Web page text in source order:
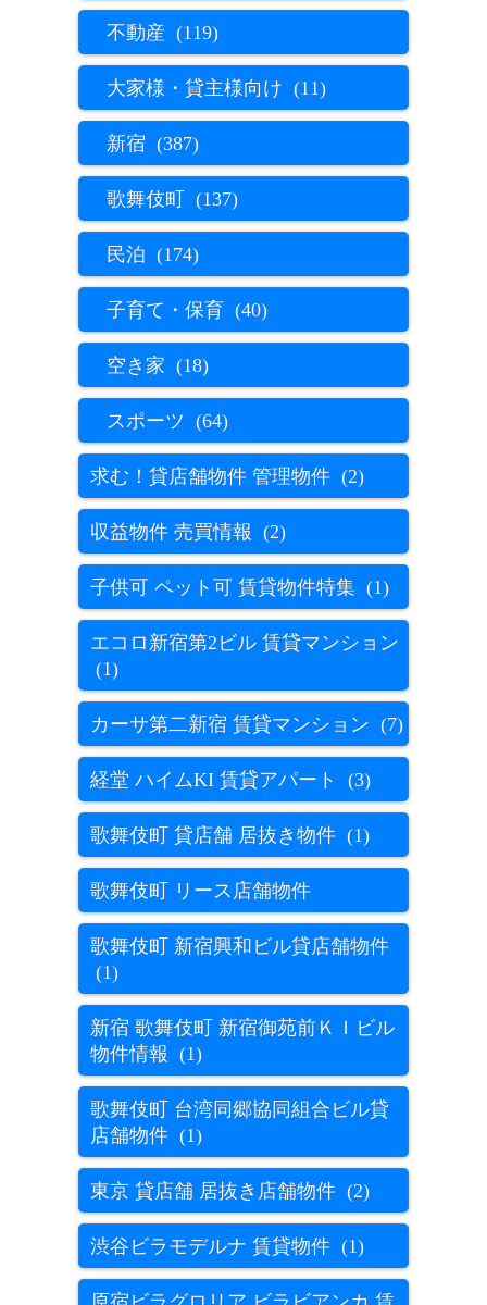
不動産 (119)
大家様・貸主様向け (11)
新宿 (387)
歌舞伎町 (137)
民泊 (174)
子育て・保育 (40)
空き家 (18)
スポーツ (64)
求む！貸店舗物件 管理物件 (2)
収益物件 売買情報 (2)
子供可 ペット可 賃貸物件特集 (1)
エコロ新宿第2ビル 賃貸マンション
(1)
カーサ第二新宿 賃貸マンション (7)
経堂 ハイムKI 賃貸アパート (3)
歌舞伎町 貸店舗 居抜き物件 (1)
歌舞伎町 新宿興和ビル貸店舗物件
(1)
新宿 歌舞伎町 新宿御苑前ＫＩビル
物件情報 (1)
歌舞伎町 台湾同郷協同組合ビル貸
店舗物件 (1)
東京 貸店舗 居抜き店舗物件 (2)
渋谷ビラモデルナ 賃貸物件 (1)